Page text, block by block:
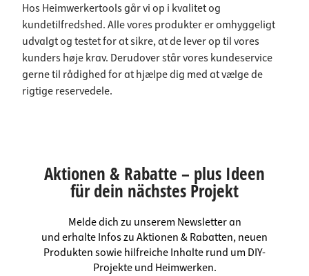
Hos Heimwerkertools går vi op i kvalitet og
kundetilfredshed. Alle vores produkter er omhyggeligt
udvalgt og testet for at sikre, at de lever op til vores
kunders høje krav. Derudover står vores kundeservice
gerne til rådighed for at hjælpe dig med at vælge de
rigtige reservedele.
Aktionen & Rabatte – plus Ideen
für dein nächstes Projekt
Melde dich zu unserem Newsletter an
und erhalte Infos zu Aktionen & Rabatten, neuen
Produkten sowie hilfreiche Inhalte rund um DIY-
Projekte und Heimwerken.